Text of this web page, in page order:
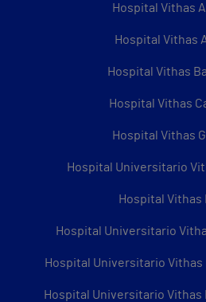
Hospital Vithas
Hospital Vithas
Hospital Vithas
Hospital Vithas
Hospital Vithas
Hospital Universitario
Hospital Vithas
Hospital Universitario
Hospital Universitario Vithas
Hospital Universitario Vithas